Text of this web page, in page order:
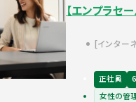
【エンプラセ
インター
正社員
女性の管